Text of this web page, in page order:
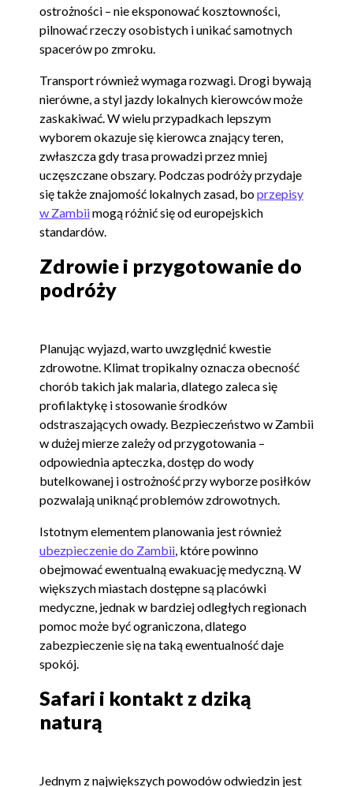
ostrożności – nie eksponować kosztowności,
pilnować rzeczy osobistych i unikać samotnych
spacerów po zmroku.
Transport również wymaga rozwagi. Drogi bywają
nierówne, a styl jazdy lokalnych kierowców może
zaskakiwać. W wielu przypadkach lepszym
wyborem okazuje się kierowca znający teren,
zwłaszcza gdy trasa prowadzi przez mniej
uczęszczane obszary. Podczas podróży przydaje
się także znajomość lokalnych zasad, boprzepisy
w Zambiimogą różnić się od europejskich
standardów.
Zdrowie i przygotowanie do
podróży
Planując wyjazd, warto uwzględnić kwestie
zdrowotne. Klimat tropikalny oznacza obecność
chorób takich jak malaria, dlatego zaleca się
profilaktykę i stosowanie środków
odstraszających owady. Bezpieczeństwo w Zambii
w dużej mierze zależy od przygotowania –
odpowiednia apteczka, dostęp do wody
butelkowanej i ostrożność przy wyborze posiłków
pozwalają uniknąć problemów zdrowotnych.
Istotnym elementem planowania jest również
ubezpieczenie do Zambii, które powinno
obejmować ewentualną ewakuację medyczną. W
większych miastach dostępne są placówki
medyczne, jednak w bardziej odległych regionach
pomoc może być ograniczona, dlatego
zabezpieczenie się na taką ewentualność daje
spokój.
Safari i kontakt z dziką
naturą
Jednym z największych powodów odwiedzin jest